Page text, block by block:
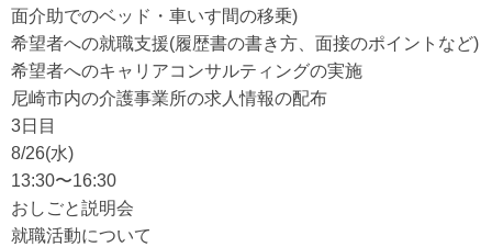
面介助でのベッド・車いす間の移乗)
希望者への就職支援(履歴書の書き方、面接のポイントなど)
希望者へのキャリアコンサルティングの実施
尼崎市内の介護事業所の求人情報の配布
3日目
8/26(水)
13:30〜16:30
おしごと説明会
就職活動について